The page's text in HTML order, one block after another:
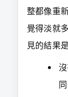
整都像重
覺得淡就
見的結果
同